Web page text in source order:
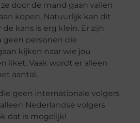
door de mand gaan vallen
kopen. Natuurlijk kan dit
kans is erg klein. Er zijn
personen die
kijken naar wie jou
liket. Vaak wordt er alleen
aantal.
geen internationale volgers
Nederlandse volgers
dat is mogelijk!